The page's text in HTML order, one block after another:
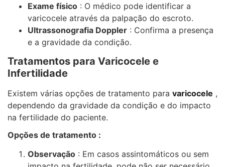
Exame físico : O médico pode identificar a
varicocele através da palpação do escroto.
Ultrassonografia Doppler : Confirma a presença
e a gravidade da condição.
Tratamentos para Varicocele e
Infertilidade
Existem várias opções de tratamento para varicocele ,
dependendo da gravidade da condição e do impacto
na fertilidade do paciente.
Opções de tratamento :
Observação : Em casos assintomáticos ou sem